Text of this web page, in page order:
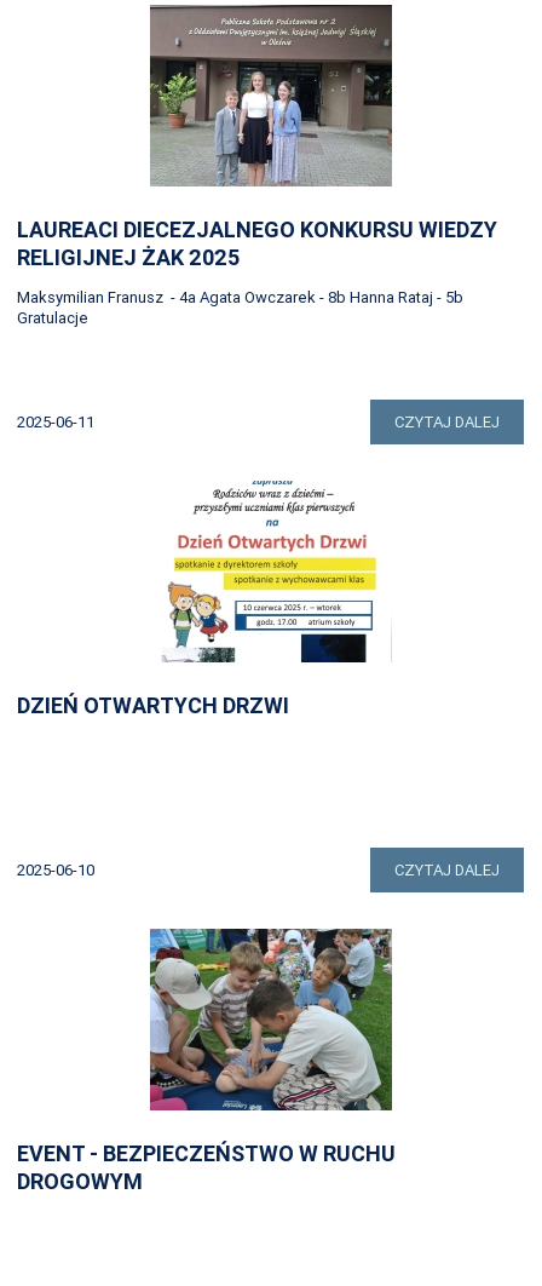
LAUREACI DIECEZJALNEGO KONKURSU WIEDZY
RELIGIJNEJ ŻAK 2025
Maksymilian Franusz - 4a Agata Owczarek - 8b Hanna Rataj - 5b
Gratulacje
2025-06-11 CZYTAJ DALEJ
DZIEŃ OTWARTYCH DRZWI
2025-06-10 CZYTAJ DALEJ
EVENT - BEZPIECZEŃSTWO W RUCHU
DROGOWYM